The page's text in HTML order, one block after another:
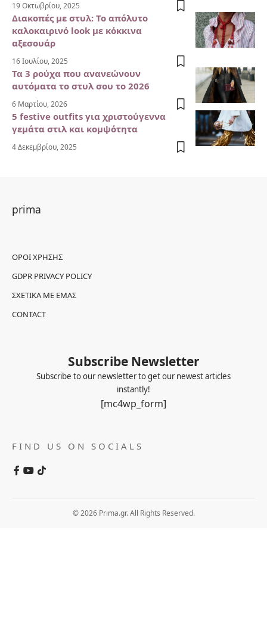
19 Οκτωβρίου, 2025
Διακοπές με στυλ: Το απόλυτο
καλοκαιρινό look με κόκκινα
αξεσουάρ
16 Ιουλίου, 2025
Τα 3 ρούχα που ανανεώνουν
αυτόματα το στυλ σου το 2026
6 Μαρτίου, 2026
5 festive outfits για χριστούγεννα
γεμάτα στιλ και κομψότητα
4 Δεκεμβρίου, 2025
prima
ΌΡΟΙ ΧΡΉΣΗΣ
GDPR PRIVACY POLICY
ΣΧΕΤΙΚΆ ΜΕ ΕΜΆΣ
CONTACT
Subscribe Newsletter
Subscribe to our newsletter to get our newest articles
instantly!
[mc4wp_form]
FIND US ON SOCIALS
© 2026 Prima.gr. All Rights Reserved.